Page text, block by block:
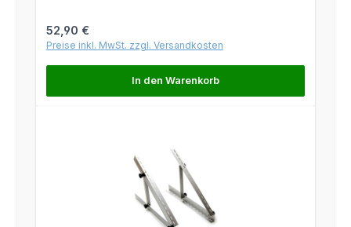
Regulärer Preis:
52,90 €
Preise inkl. MwSt. zzgl. Versandkosten
In den Warenkorb